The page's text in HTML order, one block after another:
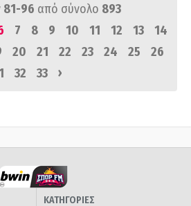
81-96 από σύνολο 893
7 8 9 10 11 12 13
14
20 21 22 23 24 25
26
32 33 ›
ΚΑΤΗΓΟΡΙΕΣ